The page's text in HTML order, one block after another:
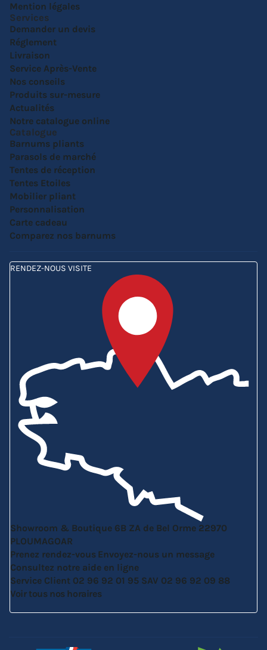
Mention légales
Services
Demander un devis
Réglement
Livraison
Service Après-Vente
Nos conseils
Produits sur-mesure
Actualités
Notre catalogue online
Catalogue
Barnums pliants
Parasols de marché
Tentes de réception
Tentes Etoiles
Mobilier pliant
Personnalisation
Carte cadeau
Comparez nos barnums
RENDEZ-NOUS VISITE
Showroom & Boutique 6B ZA de Bel Orme 22970
PLOUMAGOAR
Prenez rendez-vous Envoyez-nous un message
Consultez notre aide en ligne
Service Client 02 96 92 01 95 SAV 02 96 92 09 88
Voir tous nos horaires